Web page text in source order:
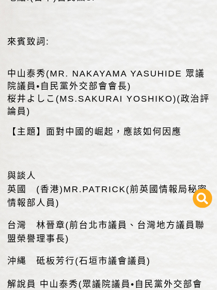
來賓致詞:
中山泰秀(MR. NAKAYAMA YASUHIDE 眾議
院議員•自民黨外交部會會長)
桜井よしこ(MS.SAKURAI YOSHIKO)(政治評
論員)
【主題】面對中國的崛起，應該如何因應
與談人
英國 (香港)MR.PATRICK(前英國情報局秘密
情報部人員)
台灣 林晉章(前台北市議員、台灣地方議員聯
盟榮譽理事長)
沖縄 砥板芳行(石垣市議會議員)
解說員 中山泰秀(眾議院議員•自民黨外交部會